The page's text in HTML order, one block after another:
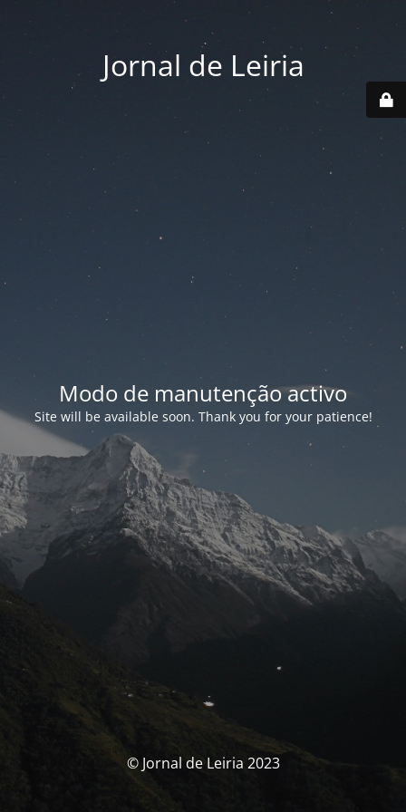
Jornal de Leiria
Modo de manutenção activo
Site will be available soon. Thank you for your patience!
© Jornal de Leiria 2023